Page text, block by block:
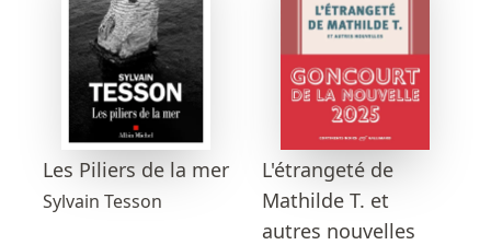
Les Piliers de la mer
Sylvain Tesson
L'étrangeté de
Mathilde T. et
autres nouvelles